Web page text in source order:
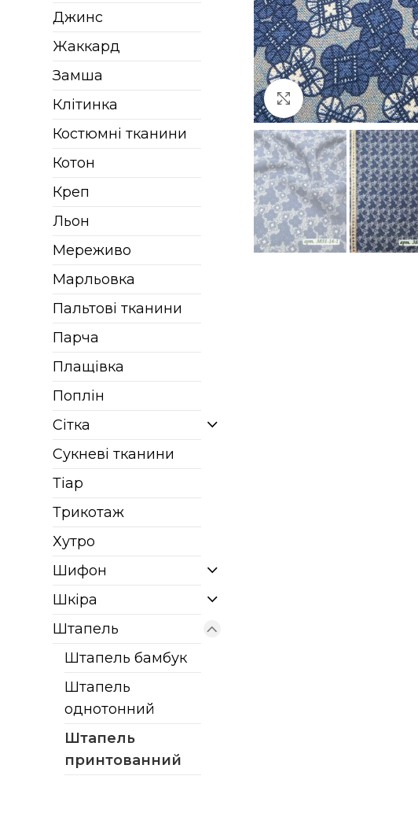
Джинс
Жаккард
Замша
Клітинка
Костюмні тканини
Котон
Креп
Льон
Мереживо
Марльовка
Пальтові тканини
Парча
Плащівка
Поплін
Сітка
Сукневі тканини
Тіар
Трикотаж
Хутро
Шифон
Шкіра
Штапель
Штапель бамбук
Штапель
однотонний
Штапель
принтованний
Клацніть, щоб